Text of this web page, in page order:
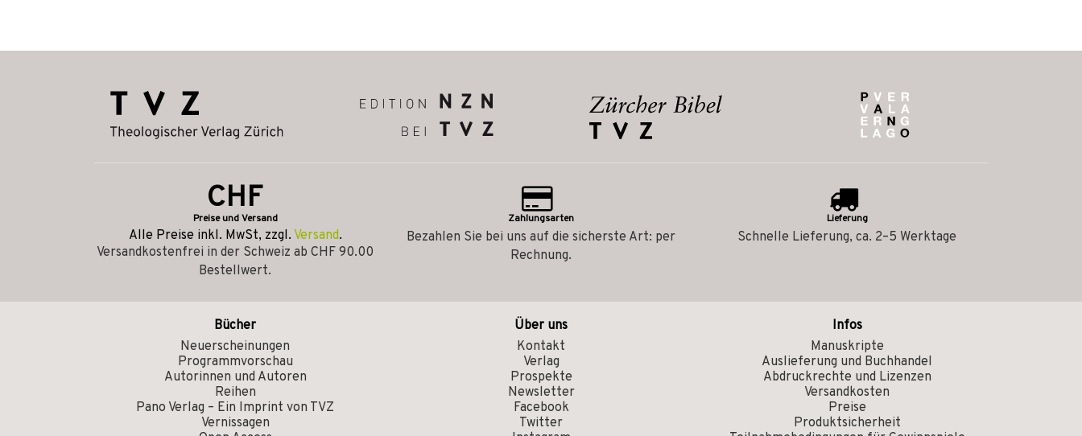
CHF
Preise und Versand
Alle Preise inkl. MwSt, zzgl. Versand.
Versandkostenfrei in der Schweiz ab CHF 90.00
Bestellwert.
Zahlungsarten
Bezahlen Sie bei uns auf die sicherste Art: per
Rechnung.
Lieferung
Schnelle Lieferung, ca. 2–5 Werktage
Bücher
Neuerscheinungen
Programmvorschau
Autorinnen und Autoren
Reihen
Pano Verlag – Ein Imprint von TVZ
Vernissagen
Über uns
Kontakt
Verlag
Prospekte
Newsletter
Facebook
Twitter
Infos
Manuskripte
Auslieferung und Buchhandel
Abdruckrechte und Lizenzen
Versandkosten
Preise
Produktsicherheit